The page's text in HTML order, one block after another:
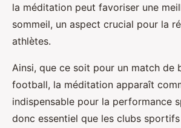
la méditation peut favoriser une
sommeil, un aspect crucial pour la
athlètes.
Ainsi, que ce soit pour un match de
football, la méditation apparaît
indispensable pour la performance
donc essentiel que les clubs